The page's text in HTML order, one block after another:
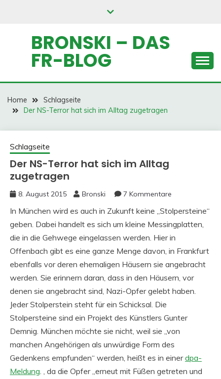
BRONSKI – DAS
FR-BLOG
Home
Schlagseite
Der NS-Terror hat sich im Alltag zugetragen
Schlagseite
Der NS-Terror hat sich im Alltag
zugetragen
8. August 2015 Bronski 7 Kommentare
In München wird es auch in Zukunft keine „Stolpersteine“
geben. Dabei handelt es sich um kleine Messingplatten,
die in die Gehwege eingelassen werden. Hier in
Offenbach gibt es eine ganze Menge davon, in Frankfurt
ebenfalls vor deren ehemaligen Häusern sie angebracht
werden. Sie erinnern daran, dass in den Häusern, vor
denen sie angebracht sind, Nazi-Opfer gelebt haben.
Jeder Stolperstein steht für ein Schicksal. Die
Stolpersteine sind ein Projekt des Künstlers Gunter
Demnig. München möchte sie nicht, weil sie „von
manchen Angehörigen als unwürdige Form des
Gedenkens empfunden“ werden, heißt es in einerdpa-
Meldung. , da die Opfer „erneut mit Füßen getreten und